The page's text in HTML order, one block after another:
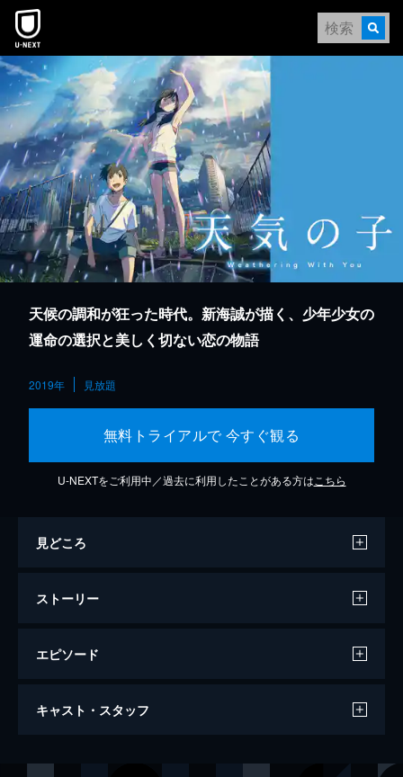
本文へスキップ
天候の調和が狂った時代。新海誠が描く、少年少女の
運命の選択と美しく切ない恋の物語
2019年 見放題
無料トライアルで 今すぐ観る
U-NEXTをご利用中／過去に利用したことがある方は こちら
見どころ
ストーリー
エピソード
天気の子
キャスト・スタッフ